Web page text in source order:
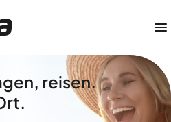
reisen.